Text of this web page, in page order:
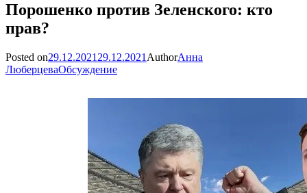
Порошенко против Зеленского: кто
прав?
Posted on29.12.2021 29.12.2021 AuthorАнна
ЛюберцеваОбсуждение